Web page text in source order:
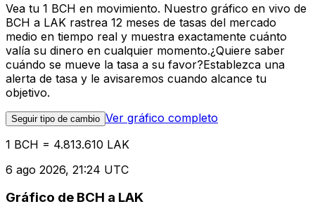
Vea tu 1 BCH en movimiento. Nuestro gráfico en vivo de
BCH a LAK rastrea 12 meses de tasas del mercado
medio en tiempo real y muestra exactamente cuánto
valía su dinero en cualquier momento.¿Quiere saber
cuándo se mueve la tasa a su favor?Establezca una
alerta de tasa y le avisaremos cuando alcance tu
objetivo.
Seguir tipo de cambio Ver gráfico completo
1 BCH = 4.813.610 LAK
6 ago 2026, 21:24 UTC
Gráfico de BCH a LAK